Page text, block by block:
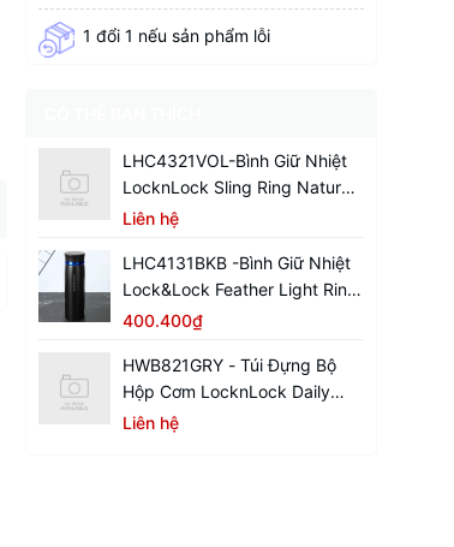
1 đổi 1 nếu sản phẩm lỗi
LHC4321VOL-Bình Giữ Nhiệt
LocknLock Sling Ring Nature
Tumbler 650ml
Liên hệ
LHC4131BKB -Bình Giữ Nhiệt
Lock&Lock Feather Light Ring
450ml - Màu Đen / Xanh
400.400₫
HWB821GRY - Túi Đựng Bộ
Hộp Cơm LocknLock Daily
Cooler - Màu Xám
Liên hệ